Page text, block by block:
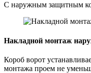
С наружным защитным
Накладной монтаж
Короб ворот
монтажа проем не